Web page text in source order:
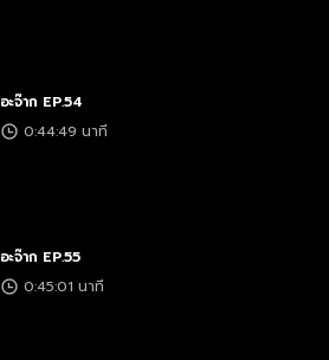
อะจ๊าก EP.54
0:44:49 นาที
อะจ๊าก EP.55
0:45:01 นาที